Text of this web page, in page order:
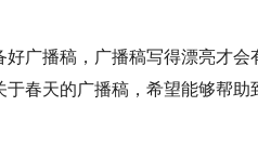
广播稿，广播稿写得漂亮才会
春天的广播稿，希望能够帮助